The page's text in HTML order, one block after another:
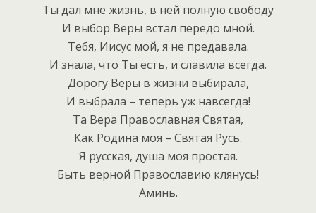
Ты дал мне жизнь, в ней полную свободу
И выбор Веры встал передо мной.
Тебя, Иисус мой, я не предавала.
И знала, что Ты есть, и славила всегда.
Дорогу Веры в жизни выбирала,
И выбрала – теперь уж навсегда!
Та Вера Православная Святая,
Как Родина моя – Святая Русь.
Я русская, душа моя простая.
Быть верной Православию клянусь!
Аминь.